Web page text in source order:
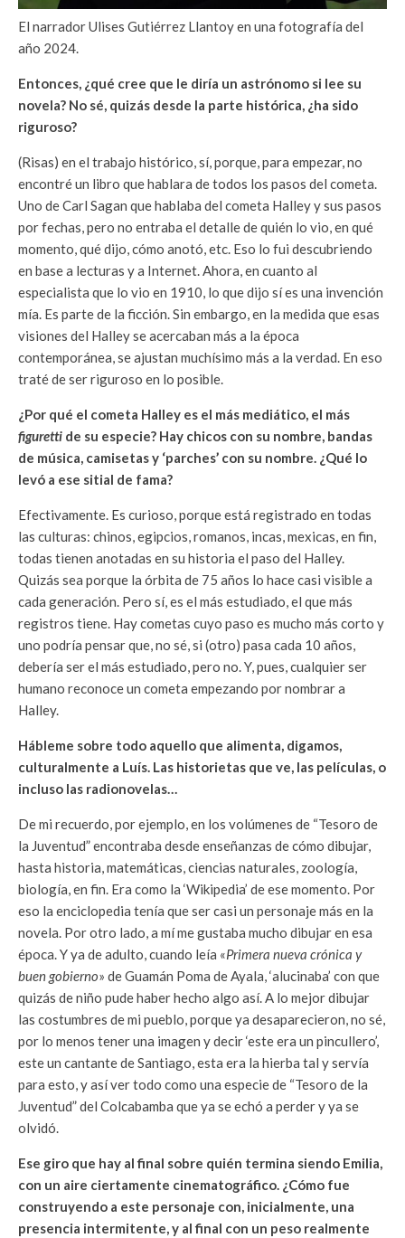
El narrador Ulises Gutiérrez Llantoy en una fotografía del
año 2024.
Entonces, ¿qué cree que le diría un astrónomo si lee su
novela? No sé, quizás desde la parte histórica, ¿ha sido
riguroso?
(Risas) en el trabajo histórico, sí, porque, para empezar, no
encontré un libro que hablara de todos los pasos del cometa.
Uno de Carl Sagan que hablaba del cometa Halley y sus pasos
por fechas, pero no entraba el detalle de quién lo vio, en qué
momento, qué dijo, cómo anotó, etc. Eso lo fui descubriendo
en base a lecturas y a Internet. Ahora, en cuanto al
especialista que lo vio en 1910, lo que dijo sí es una invención
mía. Es parte de la ficción. Sin embargo, en la medida que esas
visiones del Halley se acercaban más a la época
contemporánea, se ajustan muchísimo más a la verdad. En eso
traté de ser riguroso en lo posible.
¿Por qué el cometa Halley es el más mediático, el más
figuretti de su especie? Hay chicos con su nombre, bandas
de música, camisetas y ‘parches’ con su nombre. ¿Qué lo
levó a ese sitial de fama?
Efectivamente. Es curioso, porque está registrado en todas
las culturas: chinos, egipcios, romanos, incas, mexicas, en fin,
todas tienen anotadas en su historia el paso del Halley.
Quizás sea porque la órbita de 75 años lo hace casi visible a
cada generación. Pero sí, es el más estudiado, el que más
registros tiene. Hay cometas cuyo paso es mucho más corto y
uno podría pensar que, no sé, si (otro) pasa cada 10 años,
debería ser el más estudiado, pero no. Y, pues, cualquier ser
humano reconoce un cometa empezando por nombrar a
Halley.
Hábleme sobre todo aquello que alimenta, digamos,
culturalmente a Luís. Las historietas que ve, las películas, o
incluso las radionovelas…
De mi recuerdo, por ejemplo, en los volúmenes de “Tesoro de
la Juventud” encontraba desde enseñanzas de cómo dibujar,
hasta historia, matemáticas, ciencias naturales, zoología,
biología, en fin. Era como la ‘Wikipedia’ de ese momento. Por
eso la enciclopedia tenía que ser casi un personaje más en la
novela. Por otro lado, a mí me gustaba mucho dibujar en esa
época. Y ya de adulto, cuando leía «Primera nueva crónica y
buen gobierno» de Guamán Poma de Ayala, ‘alucinaba’ con que
quizás de niño pude haber hecho algo así. A lo mejor dibujar
las costumbres de mi pueblo, porque ya desaparecieron, no sé,
por lo menos tener una imagen y decir ‘este era un pincullero’,
este un cantante de Santiago, esta era la hierba tal y servía
para esto, y así ver todo como una especie de “Tesoro de la
Juventud” del Colcabamba que ya se echó a perder y ya se
olvidó.
Ese giro que hay al final sobre quién termina siendo Emilia,
con un aire ciertamente cinematográfico. ¿Cómo fue
construyendo a este personaje con, inicialmente, una
presencia intermitente, y al final con un peso realmente